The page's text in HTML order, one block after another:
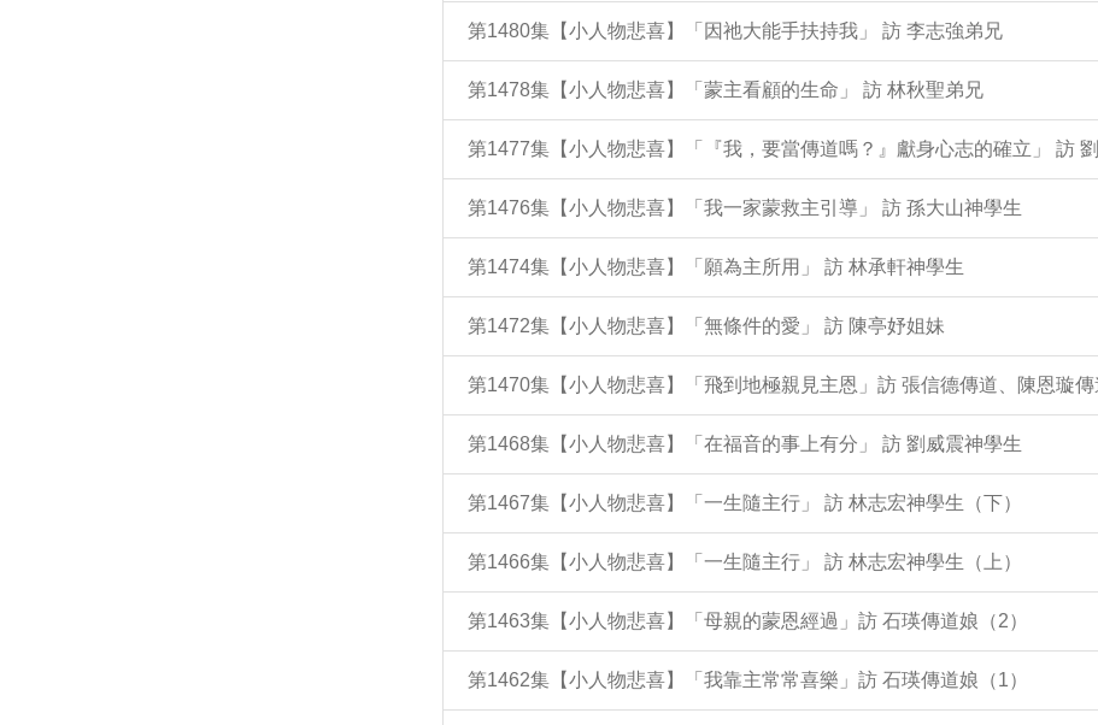
第1480集【小人物悲喜】「因祂大能手扶持我」 訪 李志強弟兄
第1478集【小人物悲喜】「蒙主看顧的生命」 訪 林秋聖弟兄
第1477集【小人物悲喜】「『我，要當傳道嗎？』獻身心志的確立」 訪
第1476集【小人物悲喜】「我一家蒙救主引導」 訪 孫大山神學生
第1474集【小人物悲喜】「願為主所用」 訪 林承軒神學生
第1472集【小人物悲喜】「無條件的愛」 訪 陳亭妤姐妹
第1470集【小人物悲喜】「飛到地極親見主恩」訪 張信德傳道、陳恩璇傳
第1468集【小人物悲喜】「在福音的事上有分」 訪 劉威震神學生
第1467集【小人物悲喜】「一生隨主行」 訪 林志宏神學生（下）
第1466集【小人物悲喜】「一生隨主行」 訪 林志宏神學生（上）
第1463集【小人物悲喜】「母親的蒙恩經過」訪 石瑛傳道娘（2）
第1462集【小人物悲喜】「我靠主常常喜樂」訪 石瑛傳道娘（1）